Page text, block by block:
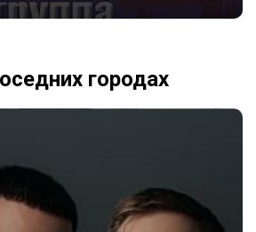
городах